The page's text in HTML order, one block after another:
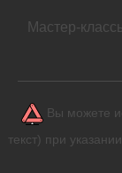
Мастер-
Вы можете
текст) при